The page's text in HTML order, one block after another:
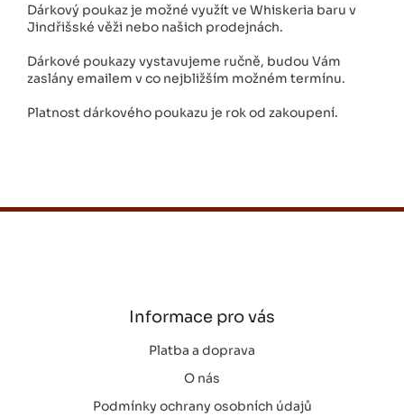
Dárkový poukaz je možné využít ve Whiskeria baru v
Jindřišské věži nebo našich prodejnách.
Dárkové poukazy vystavujeme ručně, budou Vám
zaslány emailem v co nejbližším možném termínu.
Platnost dárkového poukazu je rok od zakoupení.
Z
Informace pro vás
Platba a doprava
O nás
Podmínky ochrany osobních údajů